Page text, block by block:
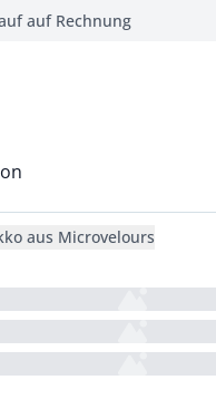
auf Rechnung
aus Microvelours